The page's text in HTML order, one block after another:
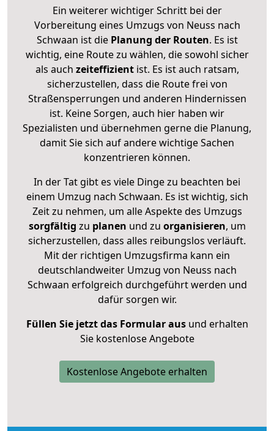
Ein weiterer wichtiger Schritt bei der
Vorbereitung eines Umzugs von Neuss nach
Schwaan ist diePlanung der Routen. Es ist
wichtig, eine Route zu wählen, die sowohl sicher
als auch zeiteffizientist. Es ist auch ratsam,
sicherzustellen, dass die Route frei von
Straßensperrungen und anderen Hindernissen
ist. Keine Sorgen, auch hier haben wir
Spezialisten und übernehmen gerne die Planung,
damit Sie sich auf andere wichtige Sachen
konzentrieren können.
In der Tat gibt es viele Dinge zu beachten bei
einem Umzug nach Schwaan. Es ist wichtig, sich
Zeit zu nehmen, um alle Aspekte des Umzugs
sorgfältig zu planen und zu organisieren, um
sicherzustellen, dass alles reibungslos verläuft.
Mit der richtigen Umzugsfirma kann ein
deutschlandweiter Umzug von Neuss nach
Schwaan erfolgreich durchgeführt werden und
dafür sorgen wir.
Füllen Sie jetzt das Formular ausund erhalten
Sie kostenlose Angebote
Kostenlose Angebote erhalten